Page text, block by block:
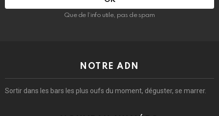
Que de l’info utile, pas de spam
NOTRE ADN
Sortir dans les bars les plus oufs du moment, déguster, se marrer.